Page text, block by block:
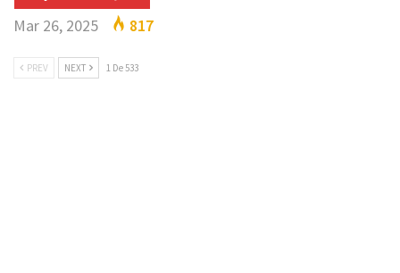
Mar 26, 2025 817
PREV NEXT 1 De 533